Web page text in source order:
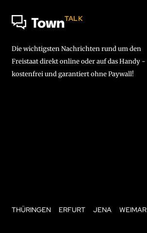
TownTALK
Die wichtigsten Nachrichten rund um den
Freistaat direkt online oder auf das Handy -
kostenfrei und garantiert ohne Paywall!
THÜRINGEN ERFURT JENA WEIMAR